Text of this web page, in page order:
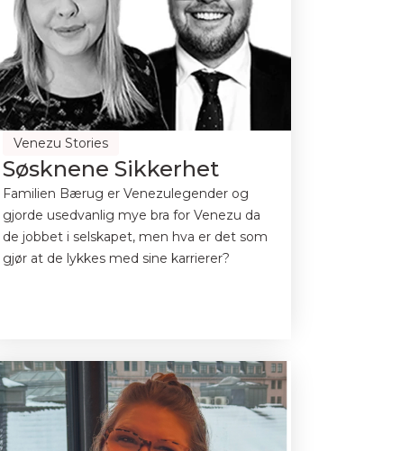
Venezu Stories
Søsknene Sikkerhet
Familien Bærug er Venezulegender og
gjorde usedvanlig mye bra for Venezu da
de jobbet i selskapet, men hva er det som
gjør at de lykkes med sine karrierer?